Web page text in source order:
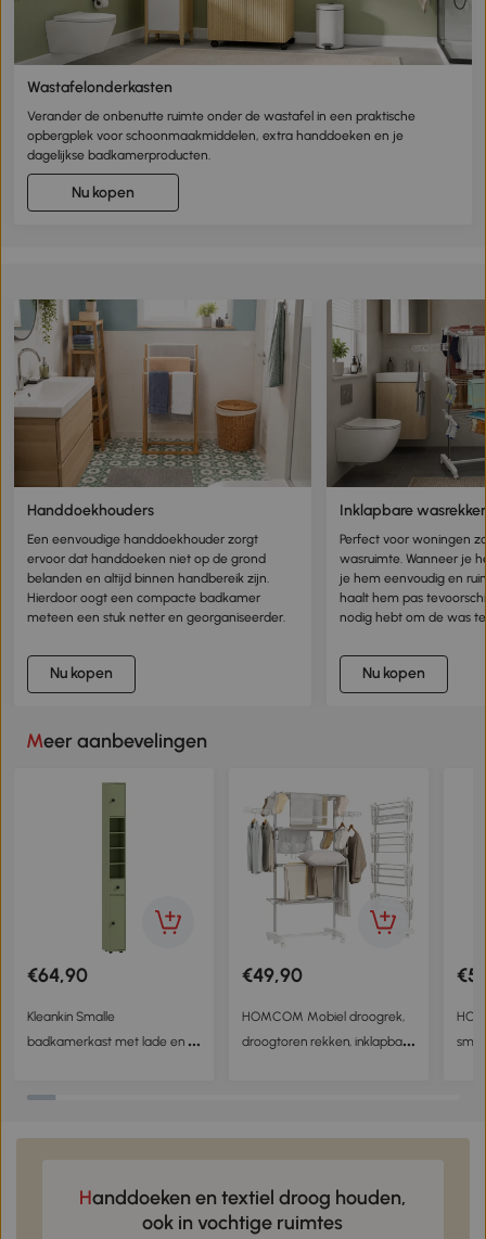
Wastafelonderkasten
Verander de onbenutte ruimte onder de wastafel in een praktische
opbergplek voor schoonmaakmiddelen, extra handdoeken en je
dagelijkse badkamerproducten.
Nu kopen
Nu kopen
Handdoekhouders
Een eenvoudige handdoekhouder zorgt
ervoor dat handdoeken niet op de grond
belanden en altijd binnen handbereik zijn.
Hierdoor oogt een compacte badkamer
meteen een stuk netter en georganiseerder.
Nu kopen
Inklapbare
Perfect voor woningen
wasruimte. Wanneer je
je hem eenvoudig en
haalt hem pas
nodig hebt om de was
Meer aanbevelingen
€64,90
Kleankin Smalle
badkamerkast met lade en 4
€49,90
HOMCOM Mobiel droogrek,
droogtoren rekken, inklapbaar
Handdoeken en textiel droog houden,
ook in vochtige ruimtes